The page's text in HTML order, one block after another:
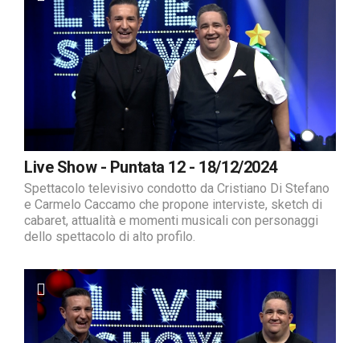
Live Show - Puntata 12 - 18/12/2024
Spettacolo televisivo condotto da Cristiano Di Stefano
e Carmelo Caccamo che propone interviste, sketch di
cabaret, attualità e momenti musicali con personaggi
dello spettacolo di alto profilo.